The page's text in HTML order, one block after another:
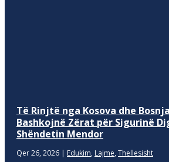
Të Rinjtë nga Kosova dhe
Bashkojnë Zërat për Sigurinë
Shëndetin Mendor
Qer 26, 2026 | Edukim, Lajme, Thellesisht